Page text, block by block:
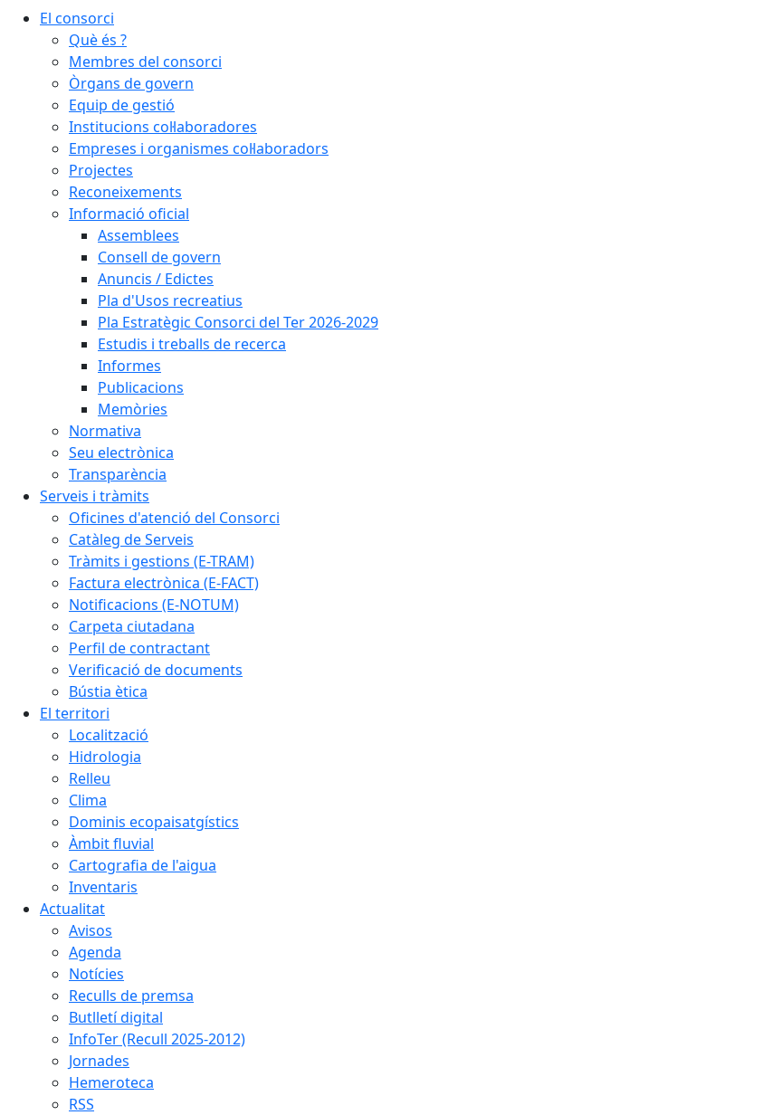
El consorci
Què és ?
Membres del consorci
Òrgans de govern
Equip de gestió
Institucions col·laboradores
Empreses i organismes col·laboradors
Projectes
Reconeixements
Informació oficial
Assemblees
Consell de govern
Anuncis / Edictes
Pla d'Usos recreatius
Pla Estratègic Consorci del Ter 2026-2029
Estudis i treballs de recerca
Informes
Publicacions
Memòries
Normativa
Seu electrònica
Transparència
Serveis i tràmits
Oficines d'atenció del Consorci
Catàleg de Serveis
Tràmits i gestions (E-TRAM)
Factura electrònica (E-FACT)
Notificacions (E-NOTUM)
Carpeta ciutadana
Perfil de contractant
Verificació de documents
Bústia ètica
El territori
Localització
Hidrologia
Relleu
Clima
Dominis ecopaisatgístics
Àmbit fluvial
Cartografia de l'aigua
Inventaris
Actualitat
Avisos
Agenda
Notícies
Reculls de premsa
Butlletí digital
InfoTer (Recull 2025-2012)
Jornades
Hemeroteca
RSS